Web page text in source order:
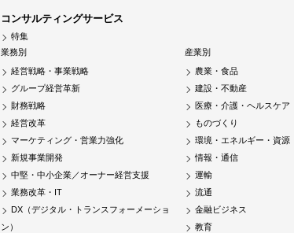
コンサルティングサービス
特集
業務別
経営戦略・事業戦略
グループ経営革新
財務戦略
経営改革
マーケティング・営業力強化
新規事業開発
中堅・中小企業／オーナー経営支援
業務改革・IT
DX（デジタル・トランスフォーメーショ
ン）
産業別
農業・食品
建設・不動産
医療・介護・ヘルスケア
ものづくり
環境・エネルギー・資源
情報・通信
運輸
流通
金融ビジネス
教育